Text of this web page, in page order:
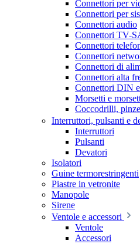
Connettori per
Connettori per
Connettori audio
Connettori TV-
Connettori
Connettori
Connettori di
Connettori alta
Connettori DIN
Morsetti e
Coccodrilli,
Interruttori, pulsanti e
Interruttori
Pulsanti
Devatori
Isolatori
Guine termorestringenti
Piastre in vetronite
Manopole
Sirene
Ventole e accessori
Ventole
Accessori